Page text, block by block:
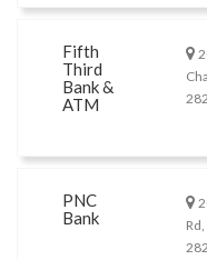
Fifth
Third
Bank &
ATM
PNC
Bank